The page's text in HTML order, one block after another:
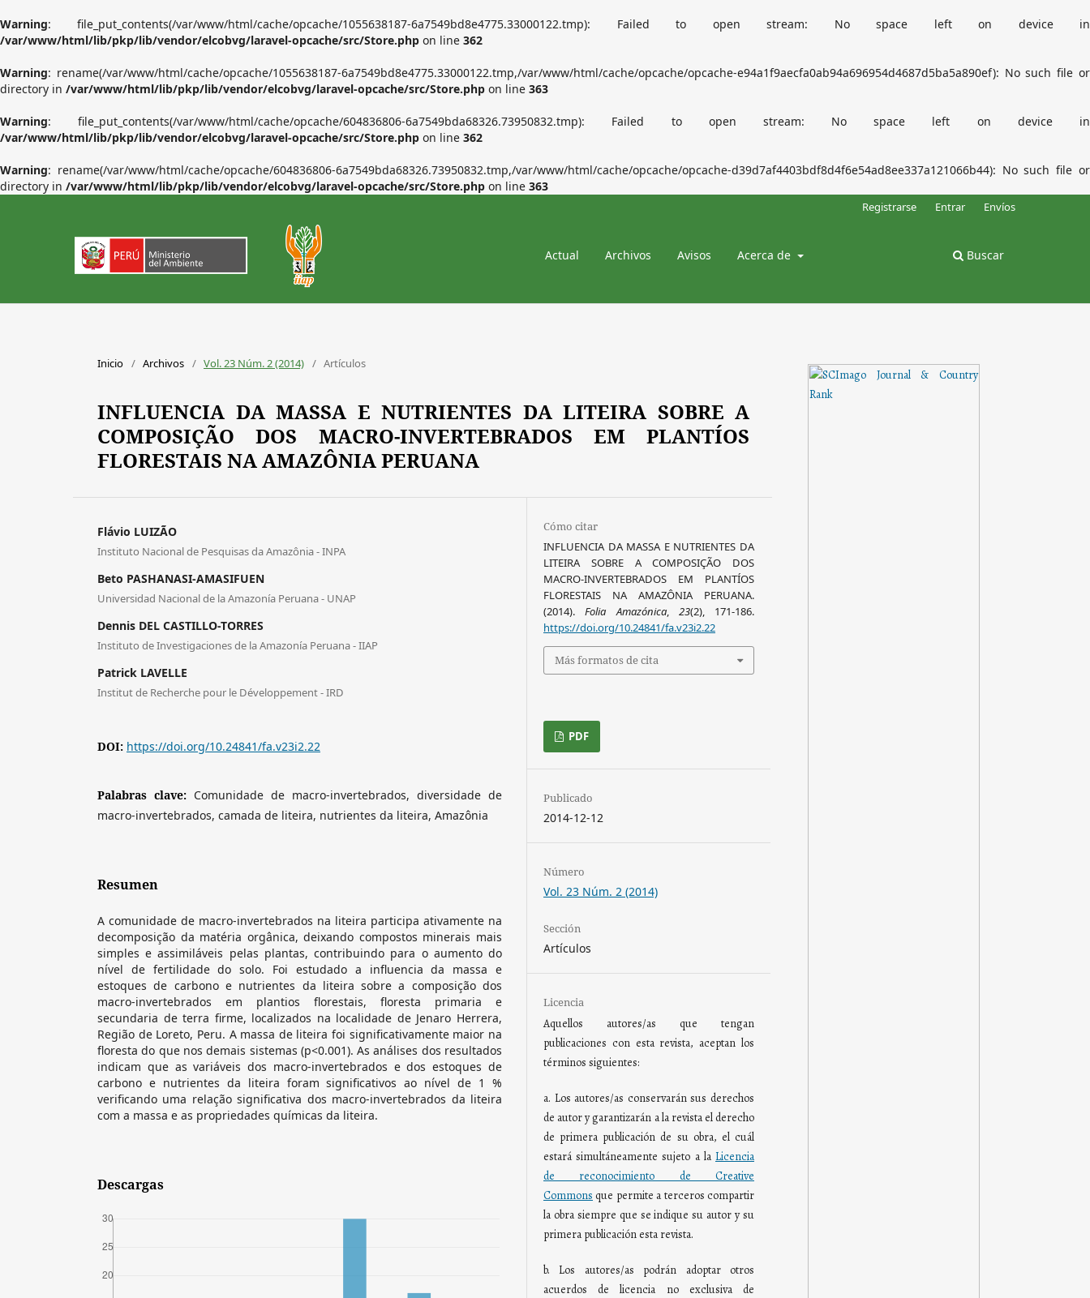
Warning: file_put_contents(/var/www/html/cache/opcache/1055638187-6a7549bd8e4775.33000122.tmp): Failed to open stream: No space left on device in
/var/www/html/lib/pkp/lib/vendor/elcobvg/laravel-opcache/src/Store.php on line 362
Warning: rename(/var/www/html/cache/opcache/1055638187-6a7549bd8e4775.33000122.tmp,/var/www/html/cache/opcache/opcache-e94a1f9aecfa0ab94a696954d4687d5ba5a890ef): No such file or
directory in /var/www/html/lib/pkp/lib/vendor/elcobvg/laravel-opcache/src/Store.php on line 363
Warning: file_put_contents(/var/www/html/cache/opcache/604836806-6a7549bda68326.73950832.tmp): Failed to open stream: No space left on device in
/var/www/html/lib/pkp/lib/vendor/elcobvg/laravel-opcache/src/Store.php on line 362
Warning: rename(/var/www/html/cache/opcache/604836806-6a7549bda68326.73950832.tmp,/var/www/html/cache/opcache/opcache-d39d7af4403bdf8d4f6e54ad8ee337a121066b44): No such file or
directory in /var/www/html/lib/pkp/lib/vendor/elcobvg/laravel-opcache/src/Store.php on line 363
Actual Archivos Avisos Acerca de Buscar
Registrarse Entrar Envíos
Inicio / Archivos / Vol. 23 Núm. 2 (2014) / Artículos
INFLUENCIA DA MASSA E NUTRIENTES DA LITEIRA SOBRE A
COMPOSIÇÃO DOS MACRO-INVERTEBRADOS EM PLANTÍOS
FLORESTAIS NA AMAZÔNIA PERUANA
Flávio LUIZÃO
Instituto Nacional de Pesquisas da Amazônia - INPA
Beto PASHANASI-AMASIFUEN
Universidad Nacional de la Amazonía Peruana - UNAP
Dennis DEL CASTILLO-TORRES
Instituto de Investigaciones de la Amazonía Peruana - IIAP
Patrick LAVELLE
Institut de Recherche pour le Développement - IRD
DOI: https://doi.org/10.24841/fa.v23i2.22
Palabras clave: Comunidade de macro-invertebrados, diversidade de
macro-invertebrados, camada de liteira, nutrientes da liteira, Amazônia
Resumen
A comunidade de macro-invertebrados na liteira participa ativamente na
decomposição da matéria orgânica, deixando compostos minerais mais
simples e assimiláveis pelas plantas, contribuindo para o aumento do
nível de fertilidade do solo. Foi estudado a influencia da massa e
estoques de carbono e nutrientes da liteira sobre a composição dos
macro-invertebrados em plantios florestais, floresta primaria e
secundaria de terra firme, localizados na localidade de Jenaro Herrera,
Região de Loreto, Peru. A massa de liteira foi significativamente maior na
floresta do que nos demais sistemas (p<0.001). As análises dos resultados
indicam que as variáveis dos macro-invertebrados e dos estoques de
carbono e nutrientes da liteira foram significativos ao nível de 1 %
verificando uma relação significativa dos macro-invertebrados da liteira
com a massa e as propriedades químicas da liteira.
Descargas
PDF
Publicado
2014-12-12
Número
Vol. 23 Núm. 2 (2014)
Sección
Artículos
Licencia
Aquellos autores/as que tengan
publicaciones con esta revista, aceptan los
términos siguientes:
a. Los autores/as conservarán sus derechos
de autor y garantizarán a la revista el derecho
de primera publicación de su obra, el cuál
estará simultáneamente sujeto a la Licencia
de reconocimiento de Creative
Commons que permite a terceros compartir
la obra siempre que se indique su autor y su
primera publicación esta revista.
b. Los autores/as podrán adoptar otros
acuerdos de licencia no exclusiva de
Cómo citar
INFLUENCIA DA MASSA E NUTRIENTES DA
LITEIRA SOBRE A COMPOSIÇÃO DOS
MACRO-INVERTEBRADOS EM PLANTÍOS
FLORESTAIS NA AMAZÔNIA PERUANA.
(2014).Folia Amazónica, 23(2), 171-186.
https://doi.org/10.24841/fa.v23i2.22
Más formatos de cita